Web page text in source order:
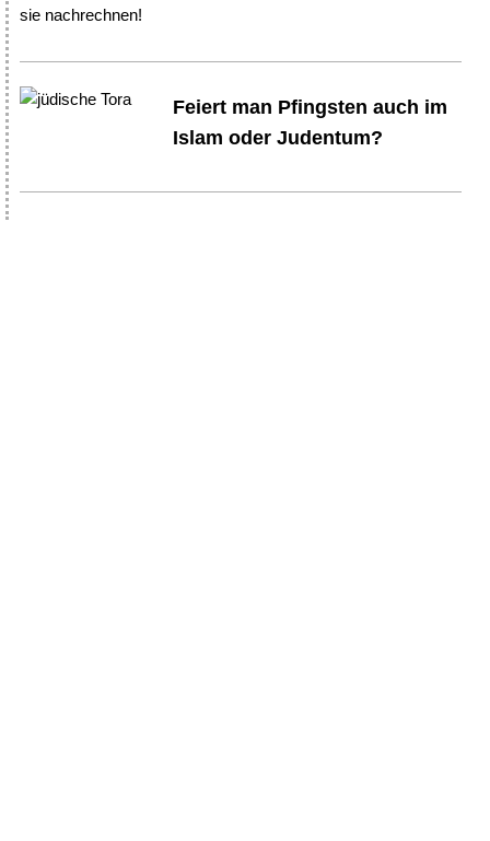
sie nachrechnen!
Feiert man Pfingsten auch im
Islam oder Judentum?